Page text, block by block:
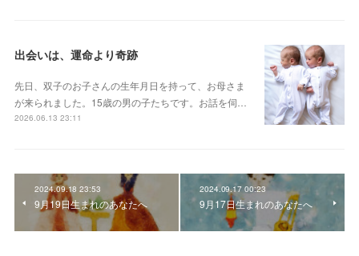
出会いは、運命より奇跡
先日、双子のお子さんの生年月日を持って、お母さま
が来られました。15歳の男の子たちです。お話を伺…
2026.06.13 23:11
2024.09.18 23:53
9月19日生まれのあなたへ
2024.09.17 00:23
9月17日生まれのあなたへ